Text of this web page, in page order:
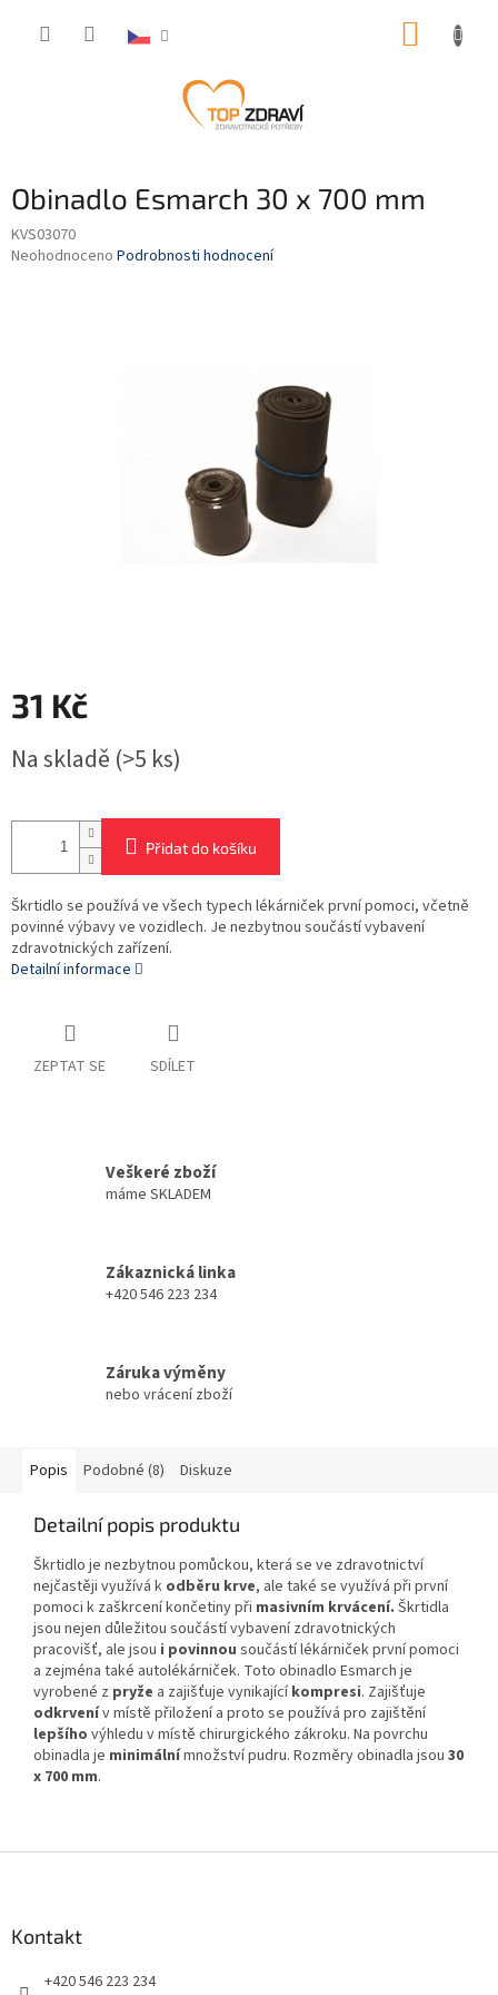
Obinadlo Esmarch 30 x 700 mm
KVS03070
Průměrné
Neohodnoceno Podrobnosti hodnocení
31 Kč
cena:
Na skladě (>5 ks)
Přidat do košíku
Škrtidlo se používá ve všech typech lékárniček první pomoci, včetně
povinné výbavy ve vozidlech. Je nezbytnou součástí vybavení
zdravotnických zařízení.
Detailní informace
ZEPTAT SE SDÍLET
Veškeré zboží
máme SKLADEM
Zákaznická linka
+420 546 223 234
Záruka výměny
nebo vrácení zboží
Popis Podobné (8) Diskuze
Detailní popis produktu
Škrtidlo je nezbytnou pomůckou, která se ve zdravotnictví
nejčastěji využívá k odběru krve, ale také se využívá při první
pomoci k zaškrcení končetiny při masivním krvácení. Škrtidla
jsou nejen důležitou součástí vybavení zdravotnických
pracovišť, ale jsou i povinnou součástí lékárniček první pomoci
a zejména také autolékárniček. Toto obinadlo Esmarch je
vyrobené z pryže a zajišťuje vynikajícíkompresi. Zajišťuje
odkrvenív místě přiložení a proto se používá pro zajištění
lepšího výhledu v místě chirurgického zákroku. Na povrchu
obinadla je minimálnímnožství pudru. Rozměry obinadla jsou 30
x 700 mm.
Kontakt
+420 546 223 234